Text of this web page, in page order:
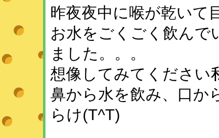
昨夜夜中に喉が乾いて
お水をごくごく飲んで
ました。。。
想像してみてください
鼻から水を飲み、口か
らけ(T^T)